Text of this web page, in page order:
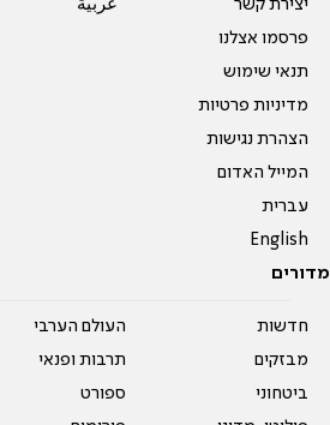
יצירת קשר
פרסמו אצלנו
תנאי שימוש
מדיניות פרטיות
הצהרת נגישות
המייל האדום
עברית
English
عربية
מדורים
חדשות
מבזקים
ביטחוני
העולם הערבי
תרבות ופנאי
ספורט